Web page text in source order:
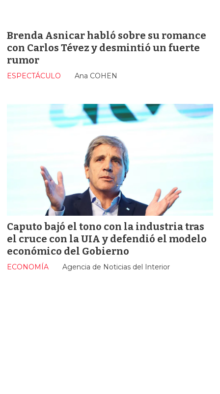
Brenda Asnicar habló sobre su romance
con Carlos Tévez y desmintió un fuerte
rumor
Ana COHEN
ESPECTÁCULO
Caputo bajó el tono con la industria tras
el cruce con la UIA y defendió el modelo
económico del Gobierno
Agencia de Noticias del Interior
ECONOMÍA